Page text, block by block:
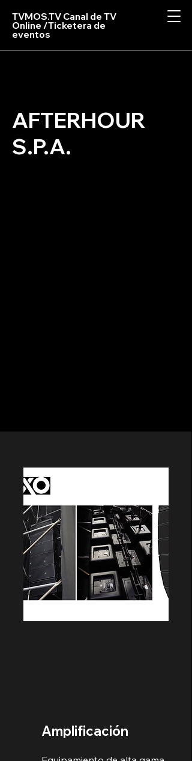
TVMOS.TV Canal de TV
Online /Ticketera de
eventos
AFTERHOUR
S.P.A.
Amplificación